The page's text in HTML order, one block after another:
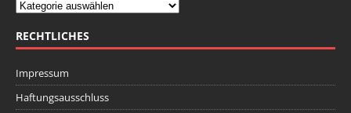
RECHTLICHES
Impressum
Haftungsausschluss